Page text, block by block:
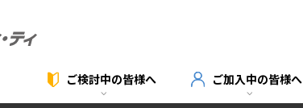
ご検討中の皆様へ ご加入中の皆様へ